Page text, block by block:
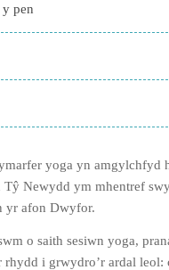
pen
yoga yn amgylchfyd
Tŷ Newydd ym mhentref
yr afon Dwyfor.
o saith sesiwn yoga,
i grwydro’r ardal leol: